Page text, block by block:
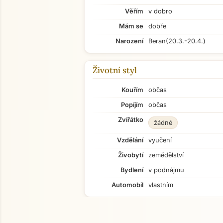
Věřím
v dobro
Mám se
dobře
Narození
Beran(20.3.-20.4.)
Životní styl
Kouřím
občas
Popíjím
občas
Zvířátko
žádné
Vzdělání
vyučení
Živobytí
zemědělství
Bydlení
v podnájmu
Automobil
vlastním